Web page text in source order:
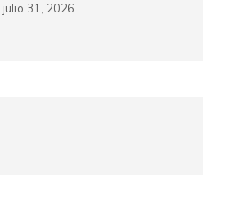
julio 31, 2026